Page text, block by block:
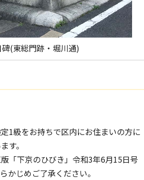
(東総門跡・堀川通)
1級をお持ちで区内にお住まいの方に
す。
「下京のひびき」令和3年6月15日号
かじめご了承ください。